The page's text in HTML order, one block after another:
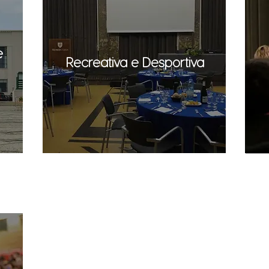
Recreativa e Desportiva